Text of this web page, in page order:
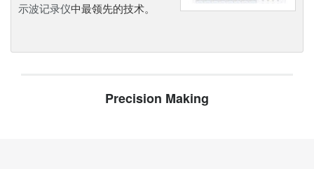
示波记录仪中最领先的技术。
Precision Making